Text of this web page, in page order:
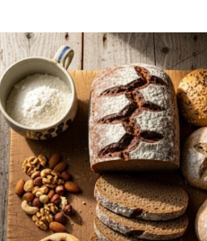
CASEROS:
LA
RECETA
MÁS
FÁCIL
Y
ESPONJOSA